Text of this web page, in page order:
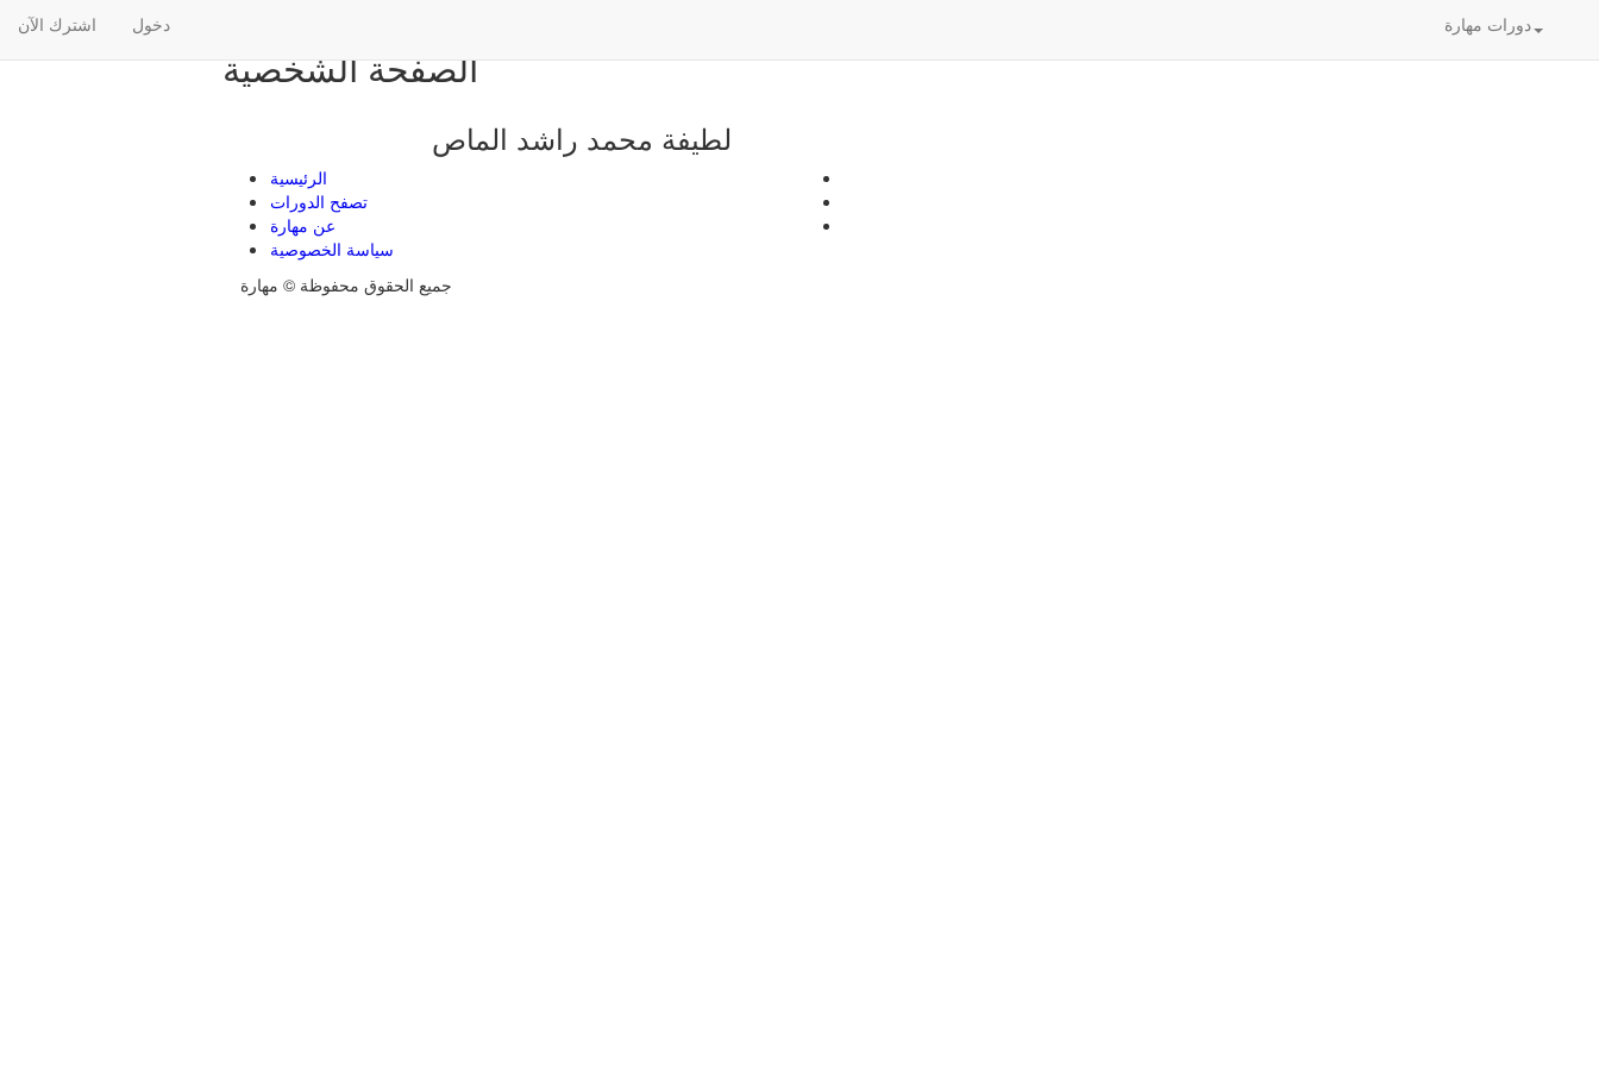
دورات مهارة اشترك الآن دخول
الصفحة الشخصية
لطيفة محمد راشد الماص
الرئيسية
تصفح الدورات